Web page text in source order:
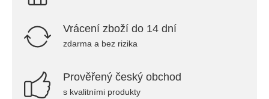
Vrácení zboží do 14 dní
zdarma a bez rizika
Prověřený český obchod
s kvalitními produkty